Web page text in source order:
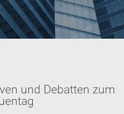
und Debatten zum